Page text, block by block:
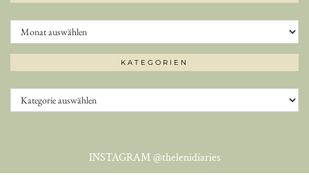
Archiv
KATEGORIEN
Kategorien
INSTAGRAM @thelenidiaries